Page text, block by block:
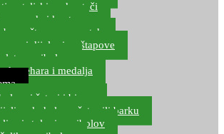
podmetači
posude i kante
za štapove – match
dijelovi za štapove
za ribolov
pehara i medalja
šatori i bivvy
kuhala za šator ili barku
i stolovi za ribolov